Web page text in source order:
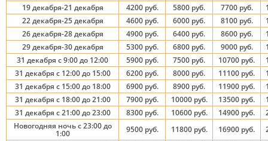
19 декабря-21 декабря
4200 руб. 5800 руб. 7700 руб.
22 декабря-25 декабря
4600 руб. 6000 руб. 8100 руб.
26 декабря-28 декабря
4900 руб. 6400 руб. 8600 руб.
29 декабря-30 декабря
5300 руб. 6800 руб. 9000 руб.
31 декабря с 9:00 до 12:00
5900 руб. 7500 руб. 10700 руб.
31 декабря с 12:00 до 15:00
6200 руб. 8000 руб. 11100 руб.
31 декабря с 15:00 до 18:00
6900 руб. 8900 руб. 11900 руб.
31 декабря с 18:00 до 21:00
7900 руб. 10000 руб. 13500 руб.
31 декабря с 21:00 до 23:00
8300 руб. 10600 руб. 14900 руб.
Новогодняя ночь с 23:00 до
1:00 9500 руб. 11800 руб. 16900 руб.